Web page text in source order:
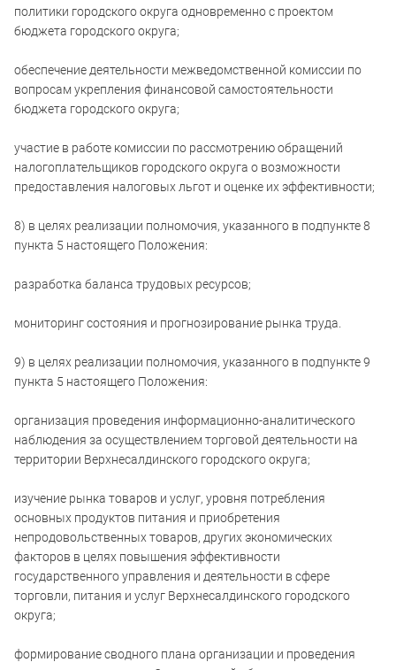
политики городского округа одновременно с проектом
бюджета городского округа;
обеспечение деятельности межведомственной комиссии по
вопросам укрепления финансовой самостоятельности
бюджета городского округа;
участие в работе комиссии по рассмотрению обращений
налогоплательщиков городского округа о возможности
предоставления налоговых льгот и оценке их эффективности;
8) в целях реализации полномочия, указанного в подпункте 8
пункта 5 настоящего Положения:
разработка баланса трудовых ресурсов;
мониторинг состояния и прогнозирование рынка труда.
9) в целях реализации полномочия, указанного в подпункте 9
пункта 5 настоящего Положения:
организация проведения информационно-аналитического
наблюдения за осуществлением торговой деятельности на
территории Верхнесалдинского городского округа;
изучение рынка товаров и услуг, уровня потребления
основных продуктов питания и приобретения
непродовольственных товаров, других экономических
факторов в целях повышения эффективности
государственного управления и деятельности в сфере
торговли, питания и услуг Верхнесалдинского городского
округа;
формирование сводного плана организации и проведения